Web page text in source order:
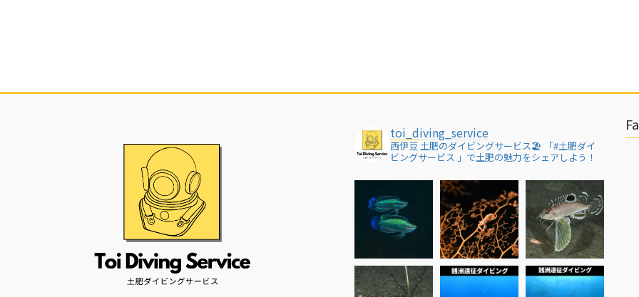
toi_diving_service
西伊豆 土肥のダイビングサービス🏖
「#土肥ダイ
ビングサービス 」で土肥の魅力をシェアしよう！